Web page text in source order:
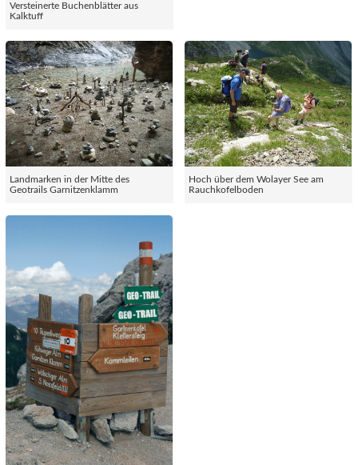
Versteinerte Buchenblätter aus
Kalktuff
Landmarken in der Mitte des
Geotrails Garnitzenklamm
Hoch über dem Wolayer See am
Rauchkofelboden